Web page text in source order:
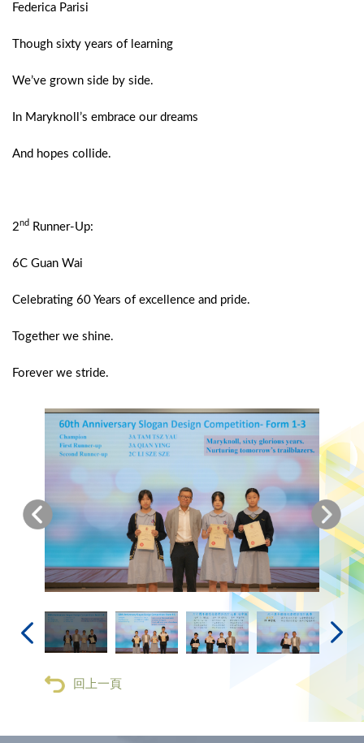
Federica Parisi
Though sixty years of learning
We’ve grown side by side.
In Maryknoll’s embrace our dreams
And hopes collide.
2nd Runner-Up:
6C Guan Wai
Celebrating 60 Years of excellence and pride.
Together we shine.
Forever we stride.
回上一頁